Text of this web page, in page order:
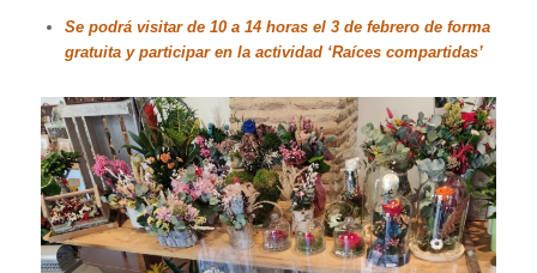
Se podrá visitar de 10 a 14 horas el 3 de febrero de forma
gratuita y participar en la actividad ‘Raíces compartidas’